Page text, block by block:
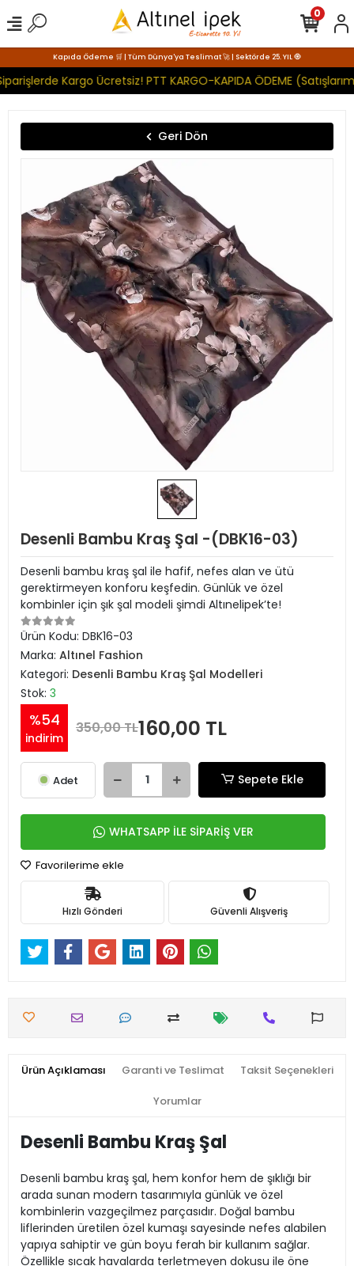
Kapıda Ödeme 🛒 | Tüm Dünya'ya Teslimat 🚀 | Sektörde 25. YIL 🧿
Kargo Ücretsiz! PTT KARGO-KAPIDA ÖDEME
0
Geri Dön
Desenli Bambu Kraş Şal -(DBK16-03)
Desenli bambu kraş şal ile hafif, nefes alan ve ütü
gerektirmeyen konforu keşfedin. Günlük ve özel
kombinler için şık şal modeli şimdi Altınelipek’te!
Ürün Kodu: DBK16-03
Marka: Altınel Fashion
Kategori: Desenli Bambu Kraş Şal Modelleri
Stok: 3
%54
indirim
350,00 TL160,00 TL
Adet Sepete Ekle
WHATSAPP İLE SİPARİŞ VER
Favorilerime ekle
Hızlı Gönderi Güvenli Alışveriş
Ürün Açıklaması Garanti ve Teslimat Taksit Seçenekleri
Yorumlar
Desenli Bambu Kraş Şal
Desenli bambu kraş şal, hem konfor hem de şıklığı bir
arada sunan modern tasarımıyla günlük ve özel
kombinlerin vazgeçilmez parçasıdır. Doğal bambu
liflerinden üretilen özel kumaşı sayesinde nefes alabilen
yapıya sahiptir ve gün boyu ferah bir kullanım sağlar.
Özellikle sıcak havalarda terletmeyen dokusu ile öne